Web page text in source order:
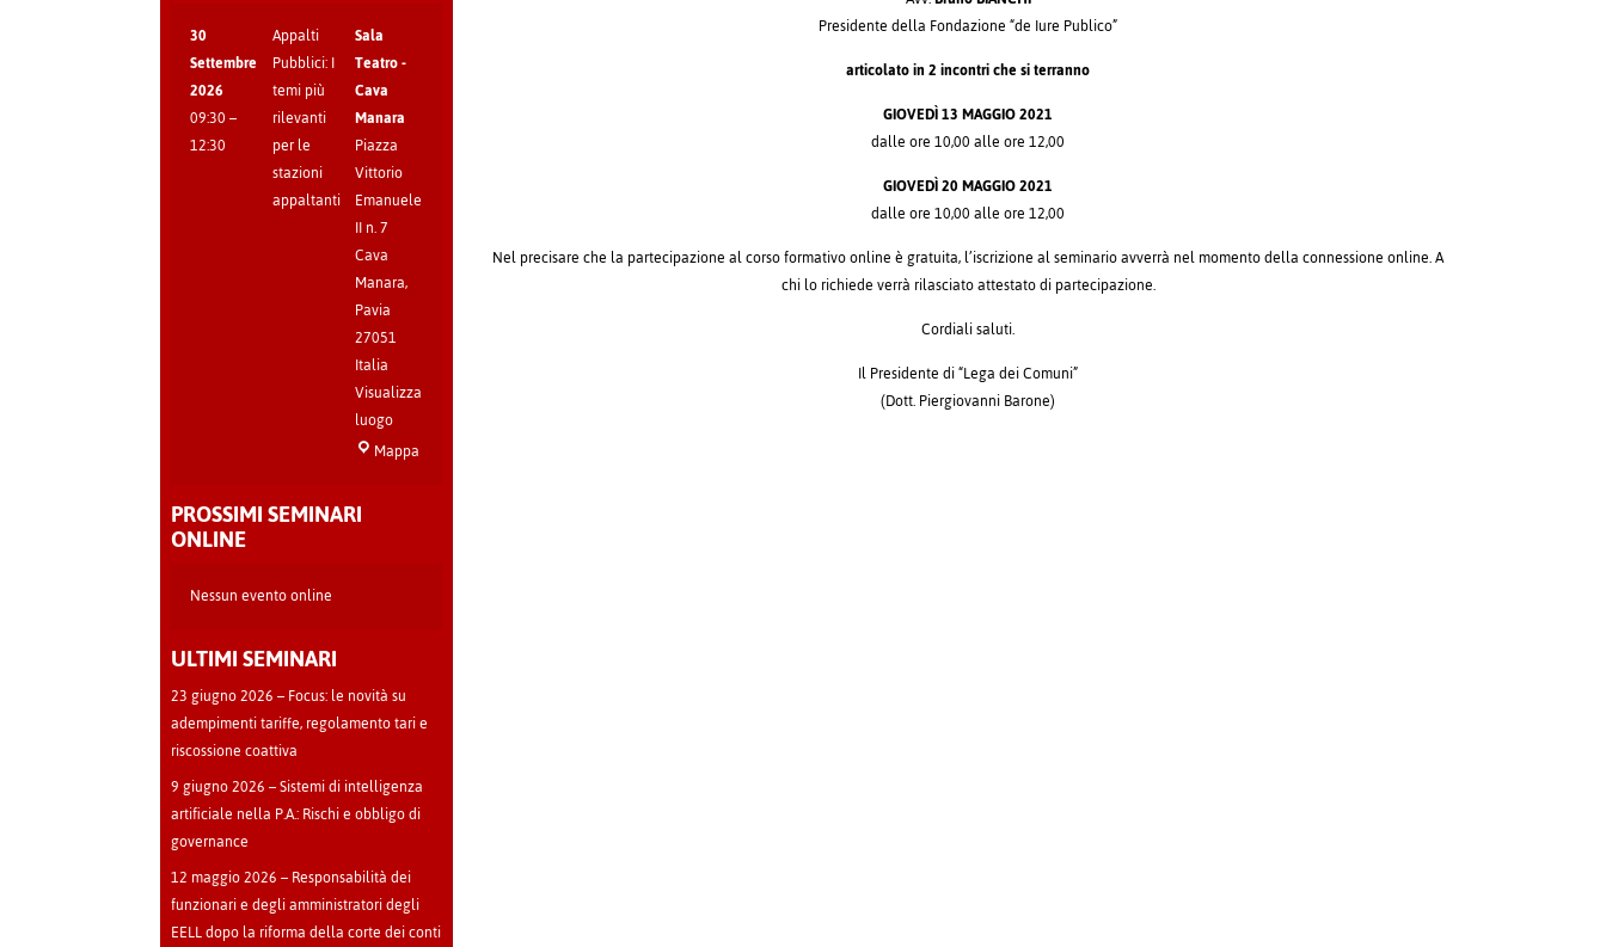
30
Settembre
2026
09:30–
12:30
Appalti
Pubblici: I
temi più
rilevanti
per le
stazioni
appaltanti
Sala
Teatro -
Cava
Manara
Piazza
Vittorio
Emanuele
II n. 7
Cava
Manara,
Pavia
27051
Italia
Visualizza
luogo
MappaSala
PROSSIMI SEMINARI
ONLINE
Nessun evento online
ULTIMI SEMINARI
23 giugno 2026 – Focus: le novità su
adempimenti tariffe, regolamento tari e
riscossione coattiva
9 giugno 2026 – Sistemi di intelligenza
artificiale nella P.A.: Rischi e obbligo di
governance
12 maggio 2026 – Responsabilità dei
funzionari e degli amministratori degli
EELL dopo la riforma della corte dei conti
Presidente della Fondazione “de Iure Publico”
articolato in 2 incontri che si terranno
GIOVEDÌ 13 MAGGIO 2021
dalle ore 10,00 alle ore 12,00
GIOVEDÌ 20 MAGGIO 2021
dalle ore 10,00 alle ore 12,00
Nel precisare che la partecipazione al corso formativo online è gratuita, l’iscrizione al seminario avverrà nel momento della connessione online. A
chi lo richiede verrà rilasciato attestato di partecipazione.
Cordiali saluti.
Il Presidente di “Lega dei Comuni”
(Dott. Piergiovanni Barone)